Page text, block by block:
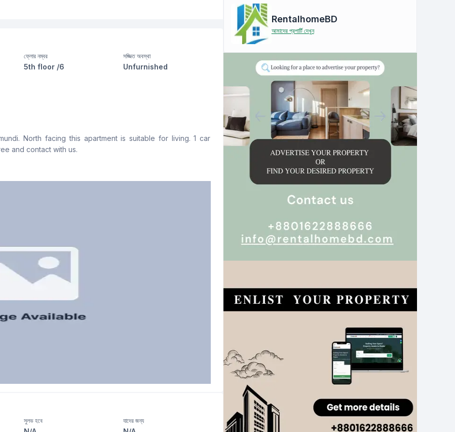
ফ্লোর নম্বর
5th floor /6
সজ্জিত অবস্থা
Unfurnished
No
North facing this apartment is suitable for living. 1 car
and contact with us.
সুলভ হবে যাদের জন্য
RentalhomeBD
আমাদের প্রপার্টি দেখুন